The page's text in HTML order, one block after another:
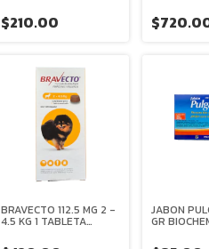
$210.00
BRAVECTO 112.5 MG 2 -
4.5 KG 1 TABLETA
JABON
GR